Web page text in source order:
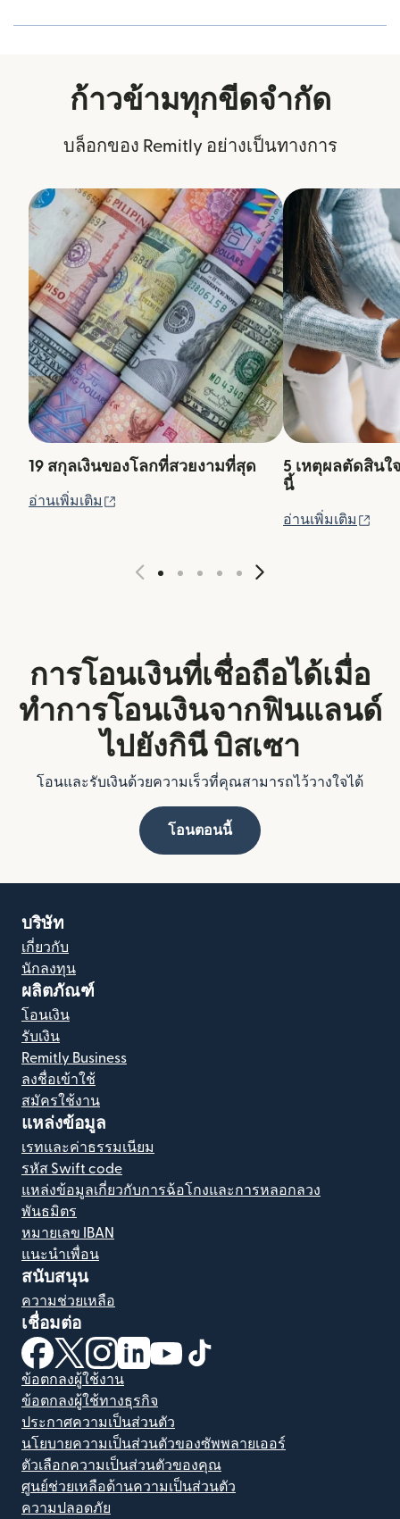
ก้าวข้ามทุกขีดจำกัด
บล็อกของ Remitly อย่างเป็นทางการ
19 สกุลเงินของโลกที่สวยงามที่สุด
อ่านเพิ่มเติม
5 เหตุผลตัดสินใ
นี้
อ่านเพิ่มเติม
การโอนเงินที่เชื่อถือได้เมื่อ
ทำการโอนเงินจากฟินแลนด์
ไปยังกินี บิสเซา
โอนและรับเงินด้วยความเร็วที่คุณสามารถไว้วางใจได้
โอนตอนนี้
บริษัท
เกี่ยวกับ
นักลงทุน
ผลิตภัณฑ์
โอนเงิน
รับเงิน
Remitly Business
ลงชื่อเข้าใช้
สมัครใช้งาน
แหล่งข้อมูล
เรทและค่าธรรมเนียม
รหัส Swift code
แหล่งข้อมูลเกี่ยวกับการฉ้อโกงและการหลอกลวง
พันธมิตร
หมายเลข IBAN
แนะนำเพื่อน
สนับสนุน
ความช่วยเหลือ
เชื่อมต่อ
(เปิดในหน้าต่างใหม่)
(เปิดในหน้าต่างใหม่)
(เปิดในหน้าต่างใหม่)
(เปิดในหน้าต่างใหม่)
(เปิดในหน้าต่างใหม่)
ข้อตกลงผู้ใช้งาน
ข้อตกลงผู้ใช้ทางธุรกิจ
ประกาศความเป็นส่วนตัว
นโยบายความเป็นส่วนตัวของซัพพลายเออร์
ตัวเลือกความเป็นส่วนตัวของคุณ
ศูนย์ช่วยเหลือด้านความเป็นส่วนตัว
ความปลอดภัย